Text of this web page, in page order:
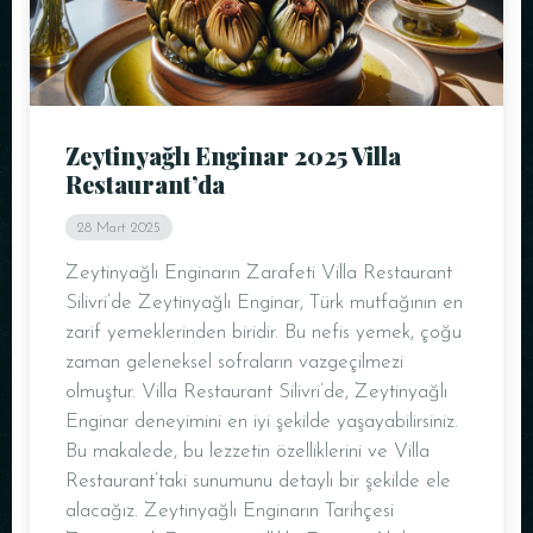
Zeytinyağlı Enginar 2025 Villa
Restaurant’da
28 Mart 2025
Zeytinyağlı Enginarın Zarafeti Villa Restaurant
Silivri’de Zeytinyağlı Enginar, Türk mutfağının en
zarif yemeklerinden biridir. Bu nefis yemek, çoğu
zaman geleneksel sofraların vazgeçilmezi
olmuştur. Villa Restaurant Silivri’de, Zeytinyağlı
Enginar deneyimini en iyi şekilde yaşayabilirsiniz.
Bu makalede, bu lezzetin özelliklerini ve Villa
Restaurant’taki sunumunu detaylı bir şekilde ele
alacağız. Zeytinyağlı Enginarın Tarihçesi